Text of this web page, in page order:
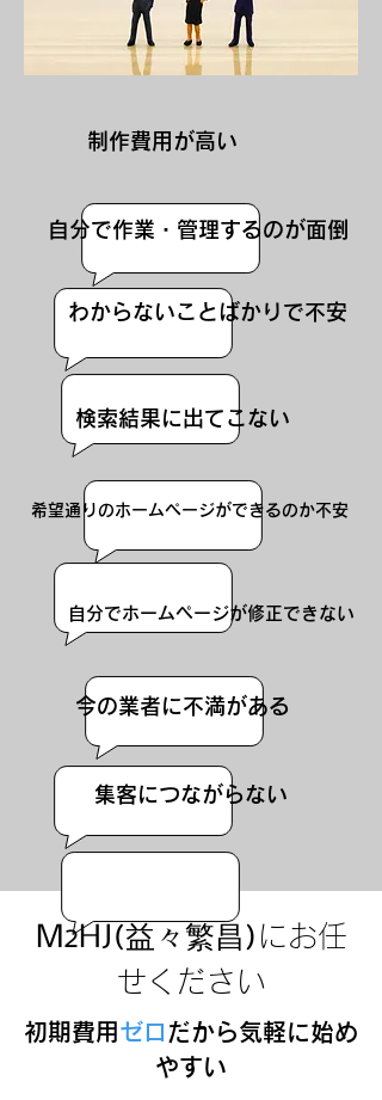
制作費用が高い
自分で作業・管理するのが面倒
わからないことばかりで不安
検索結果に出てこない
希望通りのホームページができるのか不安
自分でホームページが修正できない
今の業者に不満がある
​集客につながらない
M2HJ(益々繁昌) にお任
せください
初期費用 ゼロ だから気軽に始め
やすい